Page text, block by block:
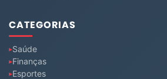
CATEGORIAS
Saúde
Finanças
Esportes